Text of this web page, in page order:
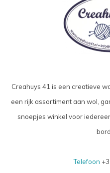
Creahuys 41 is een creatieve
een rijk assortiment aan wol,
snoepjes winkel voor
Telefoon